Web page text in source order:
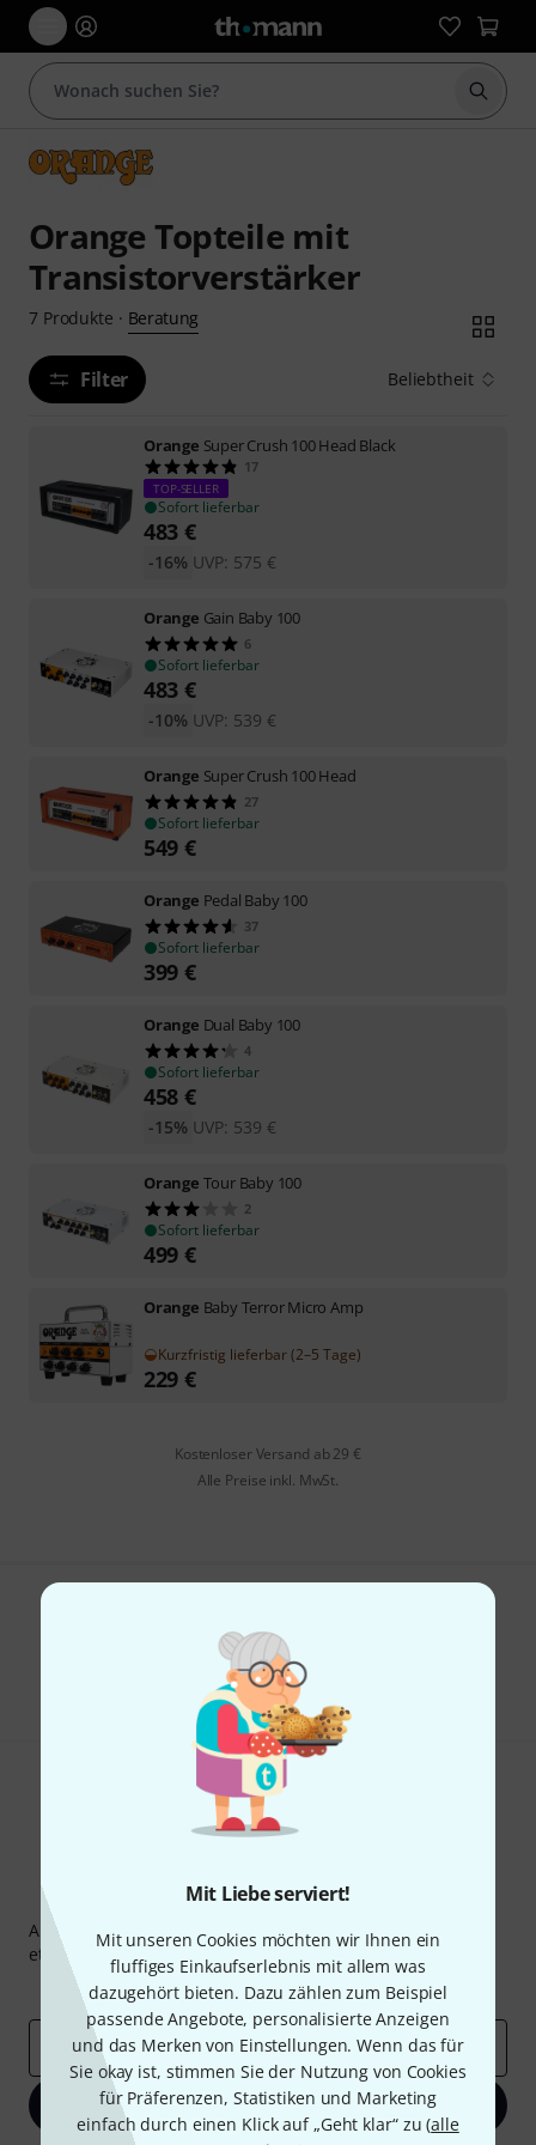
Mit Liebe serviert!
Mit unseren Cookies möchten wir Ihnen ein
fluffiges Einkaufserlebnis mit allem was
dazugehört bieten. Dazu zählen zum Beispiel
passende Angebote, personalisierte Anzeigen
und das Merken von Einstellungen. Wenn das für
Sie okay ist, stimmen Sie der Nutzung von Cookies
für Präferenzen, Statistiken und Marketing
einfach durch einen Klick auf „Geht klar“ zu (alle
Suche
Orange Topteile mit
Transistorverstärker
7 Produkte · Beratung
Filter Beliebtheit
Orange Super Crush 100 Head Black
17
TOP-SELLER
Sofort lieferbar
483 €
UVP: 575 €
-16%
Orange Gain Baby 100
6
Sofort lieferbar
483 €
UVP: 539 €
-10%
Orange Super Crush 100 Head
27
Sofort lieferbar
549 €
Orange Pedal Baby 100
37
Sofort lieferbar
399 €
Orange Dual Baby 100
4
Sofort lieferbar
458 €
UVP: 539 €
-15%
Orange Tour Baby 100
2
Sofort lieferbar
499 €
Orange Baby Terror Micro Amp
Kurzfristig lieferbar (2–5 Tage)
229 €
Kostenloser Versand ab 29 €
Alle Preise inkl. MwSt.
Hilfe & Feedback
Thomann Newsletter
Abonniere den Thomann Newsletter und gewinne mit
etwas Glück einen von50 Gutscheinenüber jeweils
Inspirierende Beiträge
Deals Thomann Insights
E-Mail-Adresse*
Jetzt anmelden